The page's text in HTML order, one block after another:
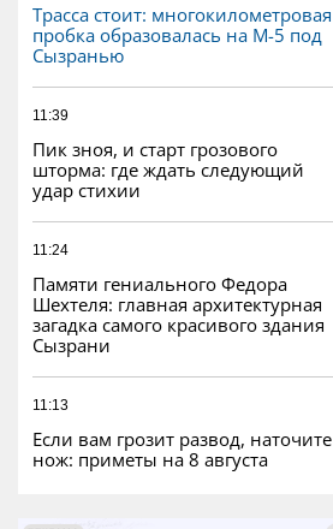
Трасса стоит: многокилометровая
пробка образовалась на М-5 под
Сызранью
11:39
Пик зноя, и старт грозового
шторма: где ждать следующий
удар стихии
11:24
Памяти гениального Федора
Шехтеля: главная архитектурная
загадка самого красивого здания
Сызрани
11:13
Если вам грозит развод, наточите
нож: приметы на 8 августа